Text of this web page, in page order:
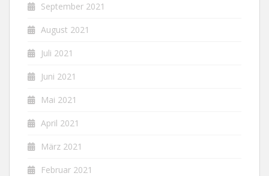
September 2021
August 2021
Juli 2021
Juni 2021
Mai 2021
April 2021
März 2021
Februar 2021